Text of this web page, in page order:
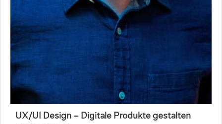
UX/UI Design – Digitale Produkte gestalten